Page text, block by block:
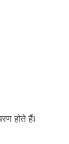
होते हैंI